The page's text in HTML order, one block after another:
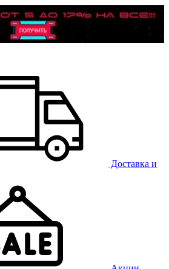
Доставка и